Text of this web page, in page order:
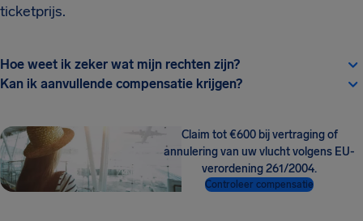
ticketprijs.
Hoe weet ik zeker wat mijn rechten zijn?
Kan ik aanvullende compensatie krijgen?
Claim tot €600 bij vertraging of
annulering van uw vlucht volgens EU-
verordening 261/2004.
Controleer compensatie